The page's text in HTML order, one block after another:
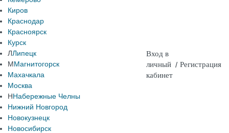
Киров
Краснодар
Красноярск
Курск
ЛЛипецк
ММагнитогорск
Махачкала
Москва
ННабережные Челны
Нижний Новгород
Новокузнецк
Новосибирск
Вход в
личный
кабинет
/ Регистрация